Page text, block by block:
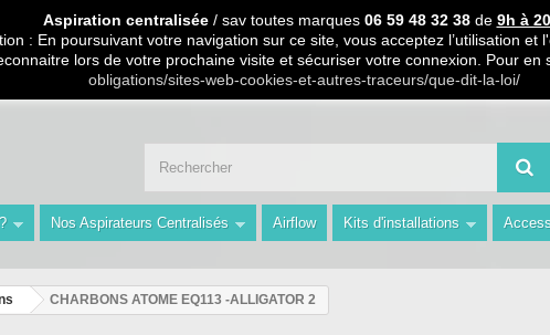
Aspiration centralisée/ sav toutes marques06 59 48 32 38de 9h à
: En poursuivant votre navigation sur ce site, vous acceptez l’utilisation
lors de votre prochaine visite et sécuriser votre connexion. Pour
obligations/sites-web-cookies-et-autres-traceurs/que-dit-la-loi/
SURPRISE A PARTIR DE 99€ D ACHAT / Paiement en 3 X ou 4 X sans
06 59 48 32 38 de 9h à 20h " Les Prix du Web les Conseils en plus
Nos Aspirateurs Centralisés Airflow Kits d'installations
CHARBONS ATOME EQ113 -ALLIGATOR 2